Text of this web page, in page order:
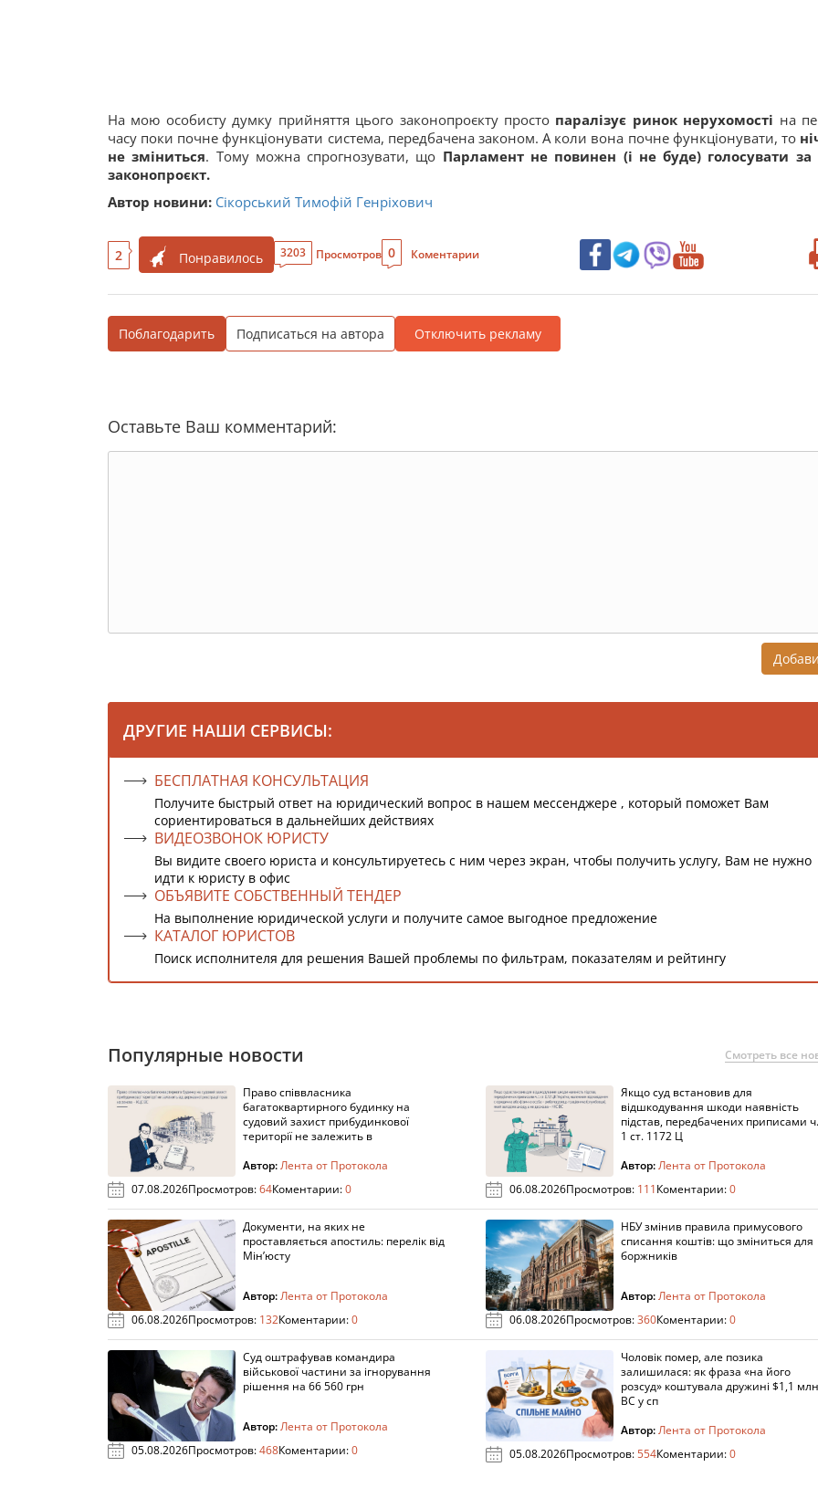
На мою особисту думку прийняття цього законопроєкту просто паралізує ринок нерухомості на
часу поки почне функціонувати система, передбачена законом. А коли вона почне функціонувати, то
не зміниться. Тому можна спрогнозувати, що Парламент не повинен (і не буде) голосувати за
законопроєкт.
Автор новини: Сікорський Тимофій Генріхович
2 Понравилось 3203 Просмотров 0 Коментарии
Поблагодарить Подписаться на автора Отключить рекламу
Оставьте Ваш комментарий:
ДРУГИЕ НАШИ СЕРВИСЫ:
БЕСПЛАТНАЯ КОНСУЛЬТАЦИЯ
Получите быстрый ответ на юридический вопрос в нашем мессенджере , который поможет Вам
сориентироваться в дальнейших действиях
ВИДЕОЗВОНОК ЮРИСТУ
Вы видите своего юриста и консультируетесь с ним через экран, чтобы получить услугу, Вам не нужно
идти к юристу в офис
ОБЪЯВИТЕ СОБСТВЕННЫЙ ТЕНДЕР
На выполнение юридической услуги и получите самое выгодное предложение
КАТАЛОГ ЮРИСТОВ
Поиск исполнителя для решения Вашей проблемы по фильтрам, показателям и рейтингу
Популярные новости Смотреть все
Право співвласника
багатоквартирного будинку на
судовий захист прибудинкової
території не залежить в
Автор:Лента от Протокола
07.08.2026Просмотров:64Коментарии:0
Якщо суд встановив для
відшкодування шкоди наявність
підстав, передбачених приписами ч.
1 ст. 1172 Ц
Автор:Лента от Протокола
06.08.2026Просмотров: 111Коментарии:0
Документи, на яких не
проставляється апостиль: перелік від
Мін’юсту
Автор:Лента от Протокола
06.08.2026Просмотров: 132Коментарии:0
НБУ змінив правила примусового
списання коштів: що зміниться для
боржників
Автор:Лента от Протокола
06.08.2026Просмотров:360Коментарии:0
Суд оштрафував командира
військової частини за ігнорування
рішення на 66 560 грн
Автор:Лента от Протокола
05.08.2026Просмотров:468Коментарии:0
Чоловік помер, але позика
залишилася: як фраза «на його
розсуд» коштувала дружині $1,1
ВС у сп
Автор:Лента от Протокола
05.08.2026Просмотров:554Коментарии:0